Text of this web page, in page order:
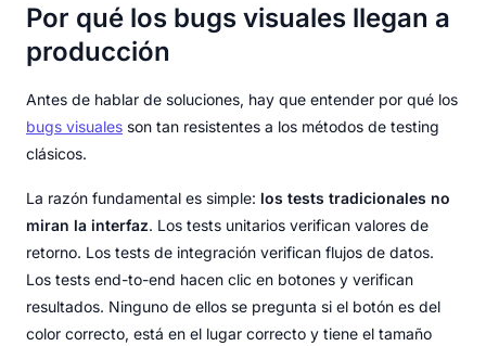
Por qué los bugs visuales llegan a
producción
Antes de hablar de soluciones, hay que entender por qué los
bugs visuales son tan resistentes a los métodos de testing
clásicos.
La razón fundamental es simple: los tests tradicionales no
miran la interfaz. Los tests unitarios verifican valores de
retorno. Los tests de integración verifican flujos de datos.
Los tests end-to-end hacen clic en botones y verifican
resultados. Ninguno de ellos se pregunta si el botón es del
color correcto, está en el lugar correcto y tiene el tamaño